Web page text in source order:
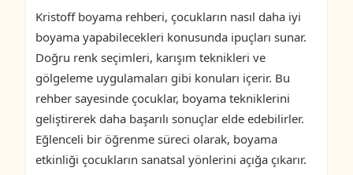
Kristoff boyama rehberi, çocukların nasıl daha iyi
boyama yapabilecekleri konusunda ipuçları sunar.
Doğru renk seçimleri, karışım teknikleri ve
gölgeleme uygulamaları gibi konuları içerir. Bu
rehber sayesinde çocuklar, boyama tekniklerini
geliştirerek daha başarılı sonuçlar elde edebilirler.
Eğlenceli bir öğrenme süreci olarak, boyama
etkinliği çocukların sanatsal yönlerini açığa çıkarır.